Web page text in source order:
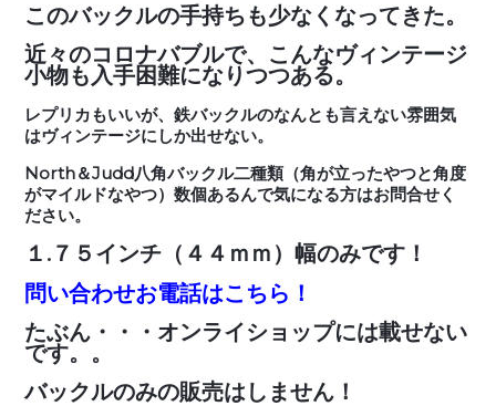
このバックルの手持ちも少なくなってきた。
近々のコロナバブルで、こんなヴィンテージ
小物も入手困難になりつつある。
レプリカもいいが、鉄バックルのなんとも言えない雰囲気
はヴィンテージにしか出せない。
North＆Judd八角バックル二種類（角が立ったやつと角度
がマイルドなやつ）数個あるんで気になる方はお問合せく
ださい。
１.７５インチ（４４ｍｍ）幅のみです！
問い合わせお電話はこちら！
たぶん・・・オンライショップには載せない
です。。
バックルのみの販売はしません！